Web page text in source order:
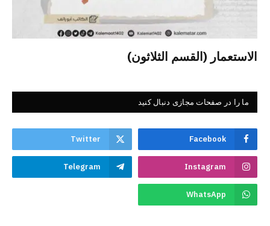
الاستعمار (القسم الثلاثون)
ما را در صفحات مجازی دنبال کنید
Facebook
Twitter
Instagram
Telegram
WhatsApp